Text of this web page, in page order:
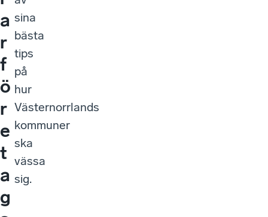
a
r
f
ö
r
e
t
a
g
sina
bästa
tips
på
hur
Västernorrlands
kommuner
ska
vässa
sig.